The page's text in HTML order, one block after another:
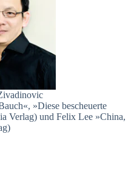
»Diese bescheuerte
Verlag) und Felix Lee »China,